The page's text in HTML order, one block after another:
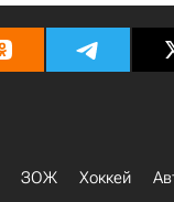
ЗОЖ Хоккей